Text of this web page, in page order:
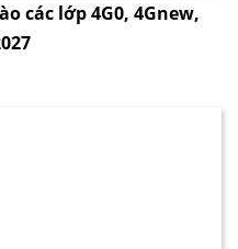
các lớp 4G0, 4Gnew,